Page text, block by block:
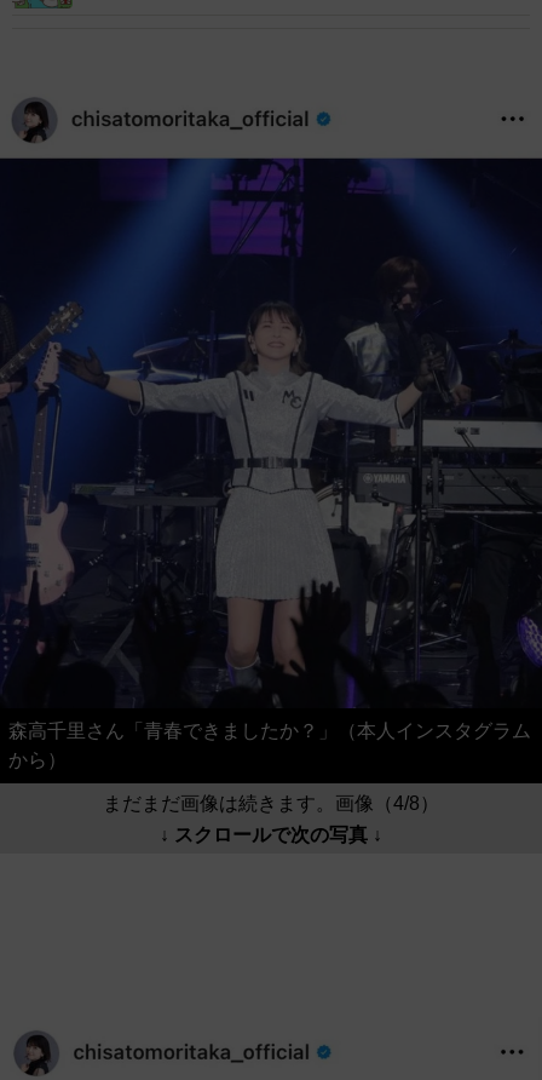
森高千里さん「青春できましたか？」（本人インスタグラム
から）
まだまだ画像は続きます。画像（4/8）
↓ スクロールで次の写真 ↓